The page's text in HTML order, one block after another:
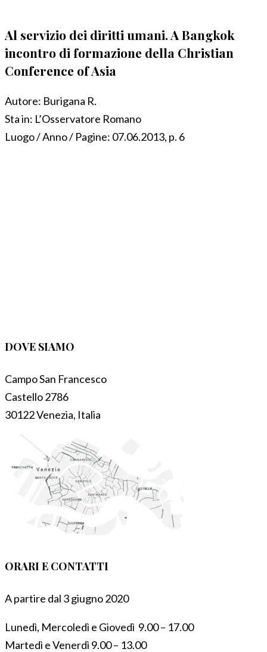
Al servizio dei diritti umani. A Bangkok
incontro di formazione della Christian
Conference of Asia
Autore: Burigana R.
Sta in: L’Osservatore Romano
Luogo / Anno / Pagine: 07.06.2013, p. 6
DOVE SIAMO
Campo San Francesco
Castello 2786
30122 Venezia, Italia
ORARI E CONTATTI
A partire dal 3 giugno 2020
Lunedì, Mercoledì e Giovedì 9.00 – 17.00
Martedì e Venerdì 9.00 – 13.00